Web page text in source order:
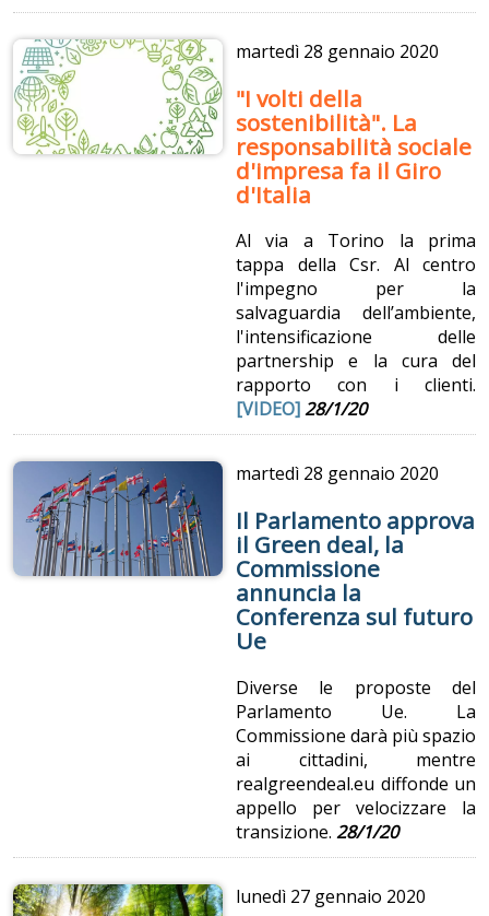
martedì 28 gennaio 2020
"I volti della
sostenibilità". La
responsabilità sociale
d'impresa fa il Giro
d'Italia
Al via a Torino la prima
tappa della Csr. Al centro
l'impegno per la
salvaguardia dell’ambiente,
l'intensificazione delle
partnership e la cura del
rapporto con i clienti.
[VIDEO]28/1/20
martedì 28 gennaio 2020
Il Parlamento approva
il Green deal, la
Commissione
annuncia la
Conferenza sul futuro
Ue
Diverse le proposte del
Parlamento Ue. La
Commissione darà più spazio
ai cittadini, mentre
realgreendeal.eu diffonde un
appello per velocizzare la
transizione. 28/1/20
lunedì 27 gennaio 2020